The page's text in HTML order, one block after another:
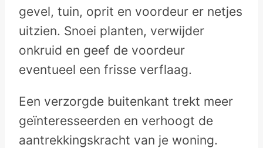
gevel, tuin, oprit en voordeur er netjes
uitzien. Snoei planten, verwijder
onkruid en geef de voordeur
eventueel een frisse verflaag.
Een verzorgde buitenkant trekt meer
geïnteresseerden en verhoogt de
aantrekkingskracht van je woning.